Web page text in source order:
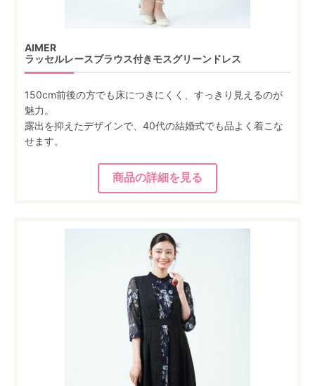
AIMER
ラッセルレースブラウス付きモスグリーンドレス
150cm前後の方でも床につきにくく、すっきり見えるのが
魅力。
露出を抑えたデザインで、40代の結婚式でも品よく着こな
せます。